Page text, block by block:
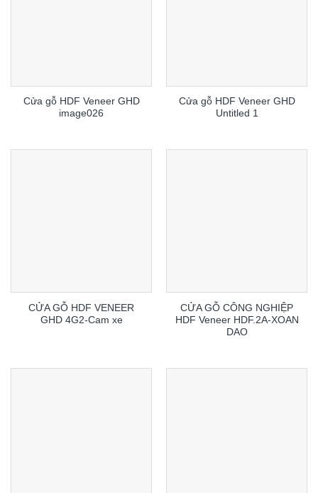
Cửa gỗ HDF Veneer GHD
image026
Cửa gỗ HDF Veneer GHD
Untitled 1
CỬA GỖ HDF VENEER
GHD 4G2-Cam xe
CỬA GỖ CÔNG NGHIỆP
HDF Veneer HDF.2A-XOAN
DAO